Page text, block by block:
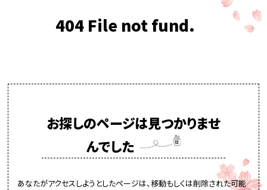
404 File not fund.
お探しのページは見つかりませ
んでした
あなたがアクセスしようとしたページは、移動もしくは削除された可能